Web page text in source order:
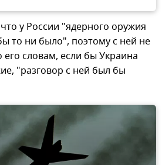
у России "ядерного оружия
то ни было", поэтому с ней не
словам, если бы Украина
"разговор с ней был бы